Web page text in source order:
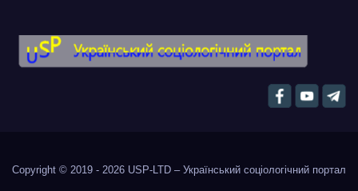
Copyright © 2019 - 2026 USP-LTD – Український соціологічний портал